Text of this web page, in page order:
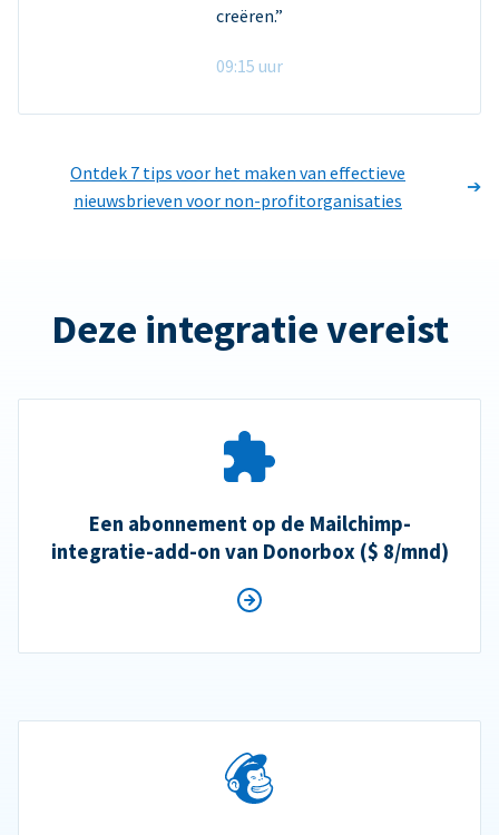
creëren.”
09:15 uur
Ontdek 7 tips voor het maken van effectieve
nieuwsbrieven voor non-profitorganisaties
Deze integratie vereist
Een abonnement op de Mailchimp-
integratie-add-on van Donorbox ($ 8/mnd)